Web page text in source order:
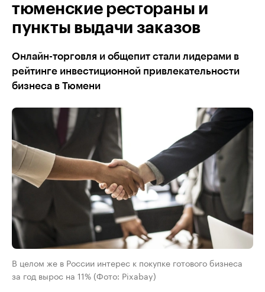
тюменские рестораны и
пункты выдачи заказов
Онлайн-торговля и общепит стали лидерами в
рейтинге инвестиционной привлекательности
бизнеса в Тюмени
В целом же в России интерес к покупке готового бизнеса
за год вырос на 11% (Фото: Pixabay)